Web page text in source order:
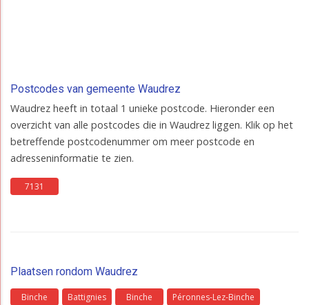
Postcodes van gemeente Waudrez
Waudrez heeft in totaal 1 unieke postcode. Hieronder een
overzicht van alle postcodes die in Waudrez liggen. Klik op het
betreffende postcodenummer om meer postcode en
adresseninformatie te zien.
7131
Plaatsen rondom Waudrez
Binche Battignies Binche Péronnes-Lez-Binche